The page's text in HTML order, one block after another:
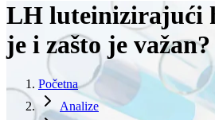
LH luteinizirajući
je i zašto je važan?
Početna
Analize